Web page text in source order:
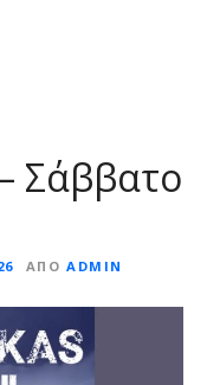
Σάββατο
ΑΠΌ ADMIN